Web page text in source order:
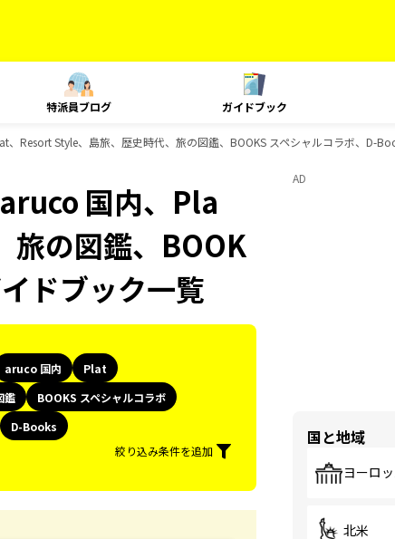
特派員ブログ ガイドブック
Resort Style、島旅、歴史時代、旅の図鑑、BOOKS スペシャルコラボ、D-
国内、Pla
の図鑑、BOOK
ドブック一覧
aruco 国内
Plat
鑑
BOOKS スペシャルコラボ
D-Books
絞り込み条件を追加
AD
国と地域
ヨーロ
北米